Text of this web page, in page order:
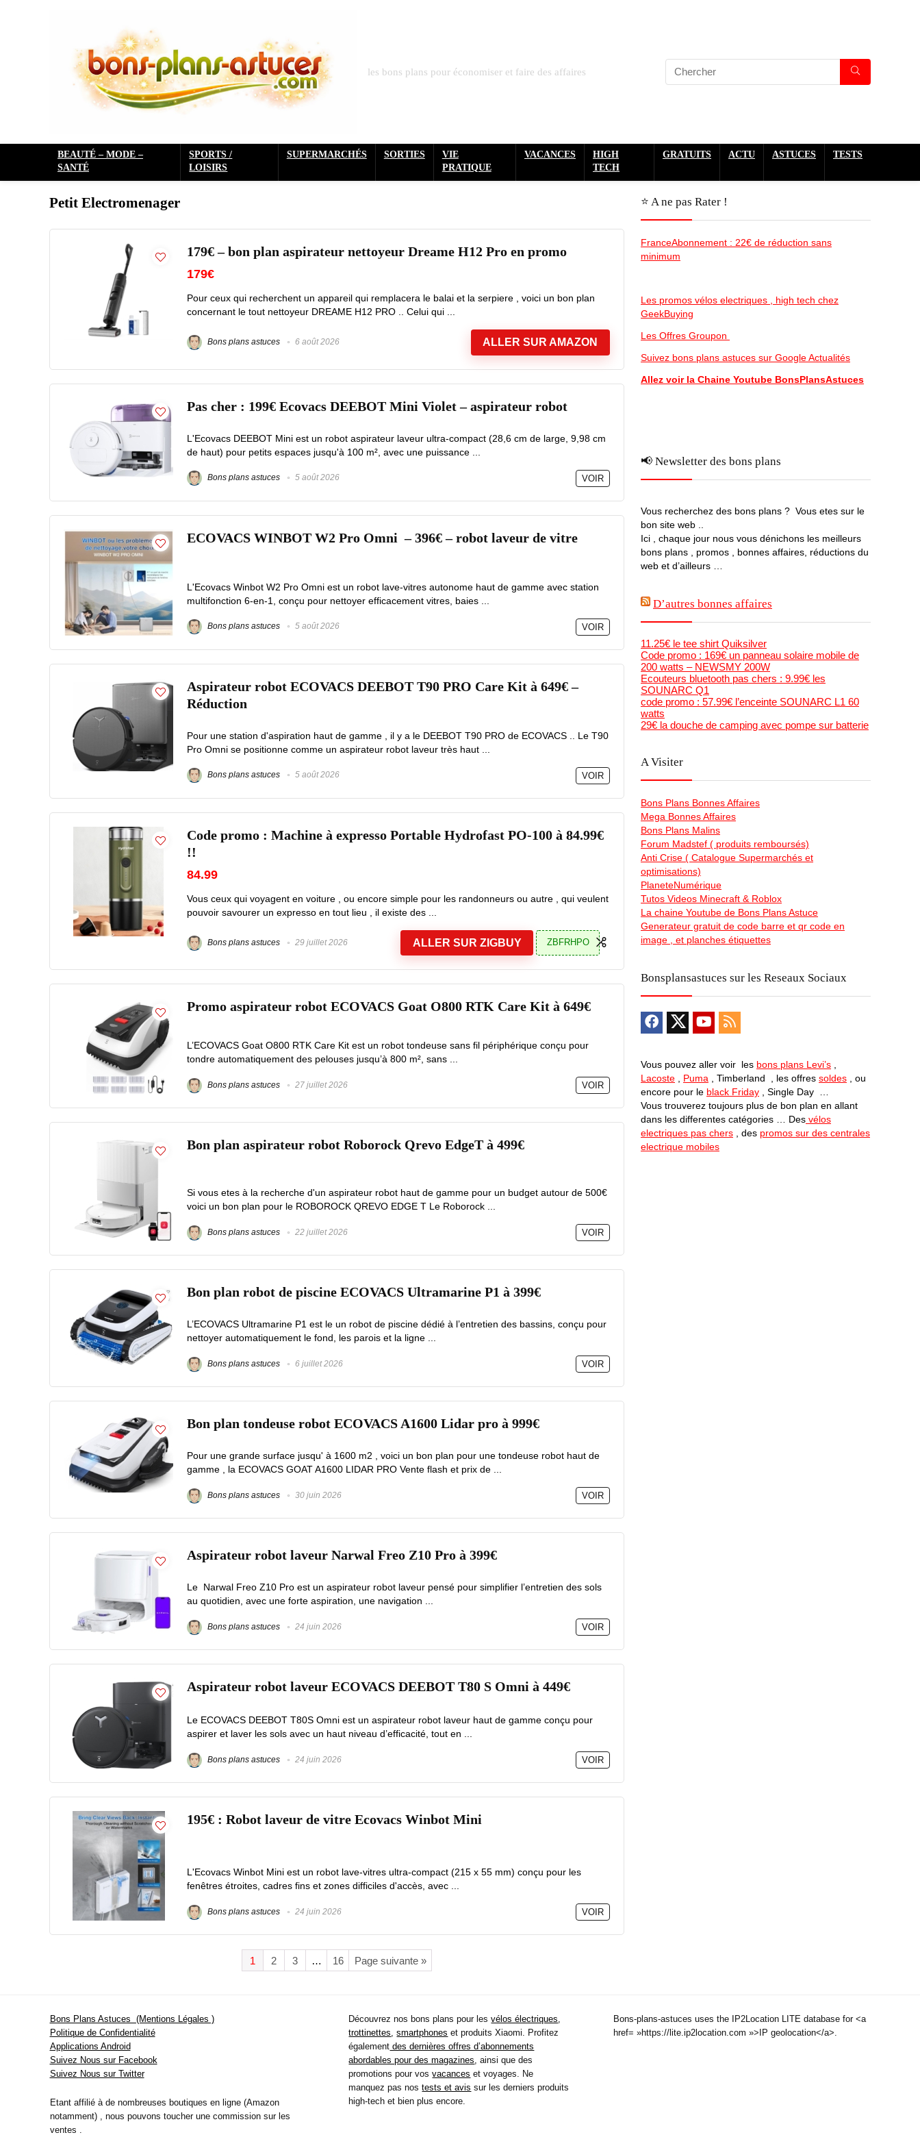
les bons plans pour économiser et faire des affaires
BEAUTÉ – MODE –
SANTÉ
SPORTS /
LOISIRS
SUPERMARCHÉS SORTIES
VIE
PRATIQUE
VACANCES
HIGH
TECH
GRATUITS ACTU ASTUCES TESTS
Petit Electromenager
179€ – bon plan aspirateur nettoyeur Dreame H12 Pro en promo
179€
Pour ceux qui recherchent un appareil qui remplacera le balai et la serpiere , voici un bon plan
concernant le tout nettoyeur DREAME H12 PRO .. Celui qui ...
Bons plans astuces 6 août 2026 ALLER SUR AMAZON
Pas cher : 199€ Ecovacs DEEBOT Mini Violet – aspirateur robot
L'Ecovacs DEEBOT Mini est un robot aspirateur laveur ultra-compact (28,6 cm de large, 9,98 cm
de haut) pour petits espaces jusqu'à 100 m², avec une puissance ...
Bons plans astuces 5 août 2026 VOIR
ECOVACS WINBOT W2 Pro Omni – 396€ – robot laveur de vitre
L'Ecovacs Winbot W2 Pro Omni est un robot lave-vitres autonome haut de gamme avec station
multifonction 6-en-1, conçu pour nettoyer efficacement vitres, baies ...
Bons plans astuces 5 août 2026 VOIR
Aspirateur robot ECOVACS DEEBOT T90 PRO Care Kit à 649€ –
Réduction
Pour une station d'aspiration haut de gamme , il y a le DEEBOT T90 PRO de ECOVACS .. Le T90
Pro Omni se positionne comme un aspirateur robot laveur très haut ...
Bons plans astuces 5 août 2026 VOIR
Code promo : Machine à expresso Portable Hydrofast PO-100 à 84.99€
!!
84.99
Vous ceux qui voyagent en voiture , ou encore simple pour les randonneurs ou autre , qui veulent
pouvoir savourer un expresso en tout lieu , il existe des ...
Bons plans astuces 29 juillet 2026 ALLER SUR ZIGBUY ZBFRHPO
Promo aspirateur robot ECOVACS Goat O800 RTK Care Kit à 649€
L’ECOVACS Goat O800 RTK Care Kit est un robot tondeuse sans fil périphérique conçu pour
tondre automatiquement des pelouses jusqu’à 800 m², sans ...
Bons plans astuces 27 juillet 2026 VOIR
Bon plan aspirateur robot Roborock Qrevo EdgeT à 499€
Si vous etes à la recherche d'un aspirateur robot haut de gamme pour un budget autour de 500€
voici un bon plan pour le ROBOROCK QREVO EDGE T Le Roborock ...
Bons plans astuces 22 juillet 2026 VOIR
Bon plan robot de piscine ECOVACS Ultramarine P1 à 399€
L’ECOVACS Ultramarine P1 est le un robot de piscine dédié à l’entretien des bassins, conçu pour
nettoyer automatiquement le fond, les parois et la ligne ...
Bons plans astuces 6 juillet 2026 VOIR
Bon plan tondeuse robot ECOVACS A1600 Lidar pro à 999€
Pour une grande surface jusqu' à 1600 m2 , voici un bon plan pour une tondeuse robot haut de
gamme , la ECOVACS GOAT A1600 LIDAR PRO Vente flash et prix de ...
Bons plans astuces 30 juin 2026 VOIR
Aspirateur robot laveur Narwal Freo Z10 Pro à 399€
Le Narwal Freo Z10 Pro est un aspirateur robot laveur pensé pour simplifier l’entretien des sols
au quotidien, avec une forte aspiration, une navigation ...
Bons plans astuces 24 juin 2026 VOIR
Aspirateur robot laveur ECOVACS DEEBOT T80 S Omni à 449€
Le ECOVACS DEEBOT T80S Omni est un aspirateur robot laveur haut de gamme conçu pour
aspirer et laver les sols avec un haut niveau d’efficacité, tout en ...
Bons plans astuces 24 juin 2026 VOIR
195€ : Robot laveur de vitre Ecovacs Winbot Mini
L'Ecovacs Winbot Mini est un robot lave-vitres ultra-compact (215 x 55 mm) conçu pour les
fenêtres étroites, cadres fins et zones difficiles d'accès, avec ...
Bons plans astuces 24 juin 2026 VOIR
1 2 3 … 16 Page suivante »
⭐️ A ne pas Rater !
FranceAbonnement : 22€ de réduction sans
minimum
Les promos vélos electriques , high tech chez
GeekBuying
Les Offres Groupon
Suivez bons plans astuces sur Google Actualités
Allez voir la Chaine Youtube BonsPlansAstuces
📢 Newsletter des bons plans
Vous recherchez des bons plans ? Vous etes sur le
bon site web ..
Ici , chaque jour nous vous dénichons les meilleurs
bons plans , promos , bonnes affaires, réductions du
web et d’ailleurs …
D’autres bonnes affaires
11.25€ le tee shirt Quiksilver
Code promo : 169€ un panneau solaire mobile de
200 watts – NEWSMY 200W
Ecouteurs bluetooth pas chers : 9.99€ les
SOUNARC Q1
code promo : 57.99€ l’enceinte SOUNARC L1 60
watts
29€ la douche de camping avec pompe sur batterie
A Visiter
Bons Plans Bonnes Affaires
Mega Bonnes Affaires
Bons Plans Malins
Forum Madstef ( produits remboursés)
Anti Crise ( Catalogue Supermarchés et
optimisations)
PlaneteNumérique
Tutos Videos Minecraft & Roblox
La chaine Youtube de Bons Plans Astuce
Generateur gratuit de code barre et qr code en
image , et planches étiquettes
Bonsplansastuces sur les Reseaux Sociaux
Vous pouvez aller voir les bons plans Levi’s
Lacoste
Puma , Timberland , les offres soldes , ou
encore pour le black Friday , Single Day …
Vous trouverez toujours plus de bon plan en allant
dans les differentes catégories … Des vélos
electriques pas chers , des promos sur des centrales
electrique mobiles
Bons Plans Astuces (Mentions Légales )
Politique de Confidentialité
Applications Android
Suivez Nous sur Facebook
Suivez Nous sur Twitter
Etant affilié à de nombreuses boutiques en ligne (Amazon
notamment) , nous pouvons toucher une commission sur les
ventes .
Découvrez nos bons plans pour lesvélos électriques,
trottinettes,smartphones et produits Xiaomi. Profitez
également des dernières offres d’abonnements
abordables pour des magazines, ainsi que des
promotions pour vosvacances et voyages. Ne
manquez pas nostests et avis sur les derniers produits
high-tech et bien plus encore.
Bons-plans-astuces uses the IP2Location LITE database for <a
href= »https://lite.ip2location.com »>IP geolocation</a>.